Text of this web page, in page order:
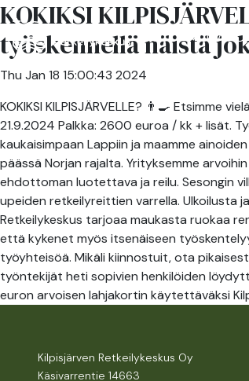
KOKIKSI
työskennellä näistä
Thu Jan 18 15:00:43 2024
KOKIKSI KILPISJÄRVELLE? 👨‍🍳 Etsimme
21.9.2024 Palkka: 2600 euroa / kk + lisät.
kaukaisimpaan Lappiin ja maamme
päässä Norjan rajalta. Yrityksemme
ehdottoman luotettava ja reilu. Sesongin
upeiden retkeilyreittien varrella. Ulkoilusta
Retkeilykeskus tarjoaa maukasta ruokaa
että kykenet myös itsenäiseen
työyhteisöä. Mikäli kiinnostuit, ota
työntekijät heti sopivien henkilöiden
euron arvoisen lahjakortin käytettäväksi
Kilpisjärven Retkeilykeskus Oy
Käsivarrentie 14663